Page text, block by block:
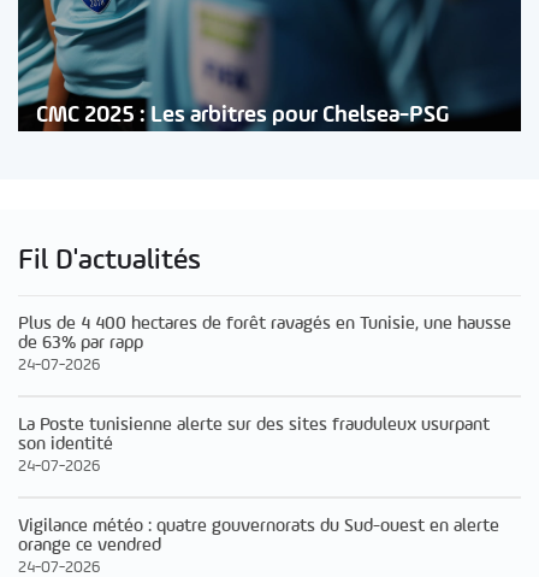
CMC 2025 : Les arbitres pour Chelsea-PSG
Fil D'actualités
Plus de 4 400 hectares de forêt ravagés en Tunisie, une hausse
de 63% par rapp
24-07-2026
La Poste tunisienne alerte sur des sites frauduleux usurpant
son identité
24-07-2026
Vigilance météo : quatre gouvernorats du Sud-ouest en alerte
orange ce vendred
24-07-2026